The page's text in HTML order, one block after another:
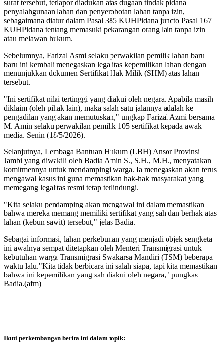
surat tersebut, terlapor diadukan atas dugaan tindak pidana
penyalahgunaan lahan dan penyerobotan lahan tanpa izin,
sebagaimana diatur dalam Pasal 385 KUHPidana juncto Pasal 167
KUHPidana tentang memasuki pekarangan orang lain tanpa izin
atau melawan hukum.
Sebelumnya, Farizal Asmi selaku perwakilan pemilik lahan baru
baru ini kembali menegaskan legalitas kepemilikan lahan dengan
menunjukkan dokumen Sertifikat Hak Milik (SHM) atas lahan
tersebut.
"Ini sertifikat nilai tertinggi yang diakui oleh negara. Apabila masih
diklaim (oleh pihak lain), maka salah satu jalannya adalah ke
pengadilan yang akan memutuskan," ungkap Farizal Azmi bersama
M. Amin selaku perwakilan pemilik 105 sertifikat kepada awak
media, Senin (18/5/2026).
Selanjutnya, Lembaga Bantuan Hukum (LBH) Ansor Provinsi
Jambi yang diwakili oleh Badia Amin S., S.H., M.H., menyatakan
komitmennya untuk mendampingi warga. Ia menegaskan akan terus
mengawal kasus ini guna memastikan hak-hak masyarakat yang
memegang legalitas resmi tetap terlindungi.
"Kita selaku pendamping akan mengawal ini dalam memastikan
bahwa mereka memang memiliki sertifikat yang sah dan berhak atas
lahan (kebun sawit) tersebut," jelas Badia.
Sebagai informasi, lahan perkebunan yang menjadi objek sengketa
ini awalnya sempat ditetapkan oleh Menteri Transmigrasi untuk
kebutuhan warga Transmigrasi Swakarsa Mandiri (TSM) beberapa
waktu lalu."Kita tidak berbicara ini salah siapa, tapi kita memastikan
bahwa ini kepemilikan yang sah diakui oleh negara," pungkas
Badia.(afm)
Ikuti perkembangan berita ini dalam topik: